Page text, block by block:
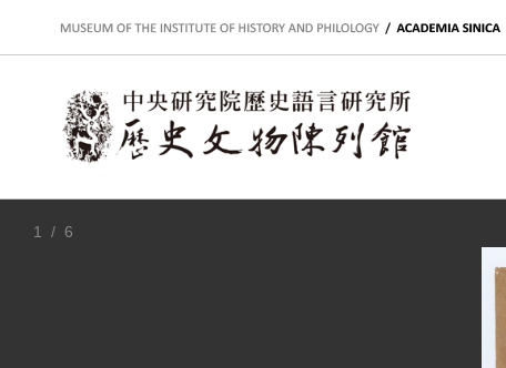
:::
1 / 6